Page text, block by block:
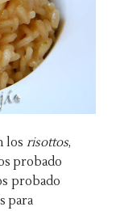
los risottos,
probado
probado
para